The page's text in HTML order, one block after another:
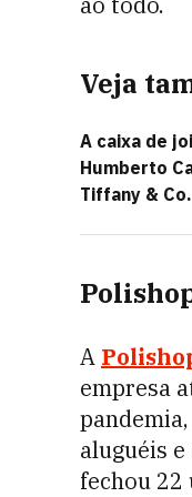
Veja
A caixa de
Humberto
Tiffany & Co.
A
empresa
aluguéis
fechou 22